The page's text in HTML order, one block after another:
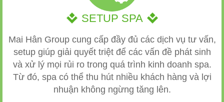
SETUP SPA
Mai Hân Group cung cấp đầy đủ các dịch vụ tư vấn,
setup giúp giải quyết triệt để các vấn đề phát sinh
và xử lý mọi rủi ro trong quá trình kinh doanh spa.
Từ đó, spa có thể thu hút nhiều khách hàng và lợi
nhuận không ngừng tăng lên.